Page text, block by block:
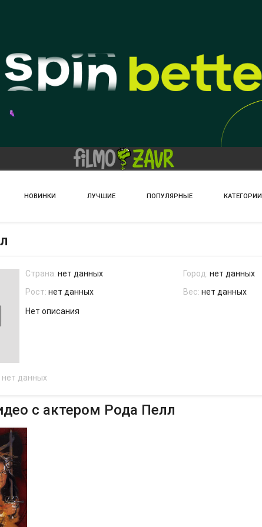
НОВИНКИ ЛУЧШИЕ ПОПУЛЯРНЫЕ КАТЕГОРИИ
Страна: нет данных Город:нет данных
Рост: нет данных Вес:нет данных
Нет описания
нет данных
с актером Рода Пелл